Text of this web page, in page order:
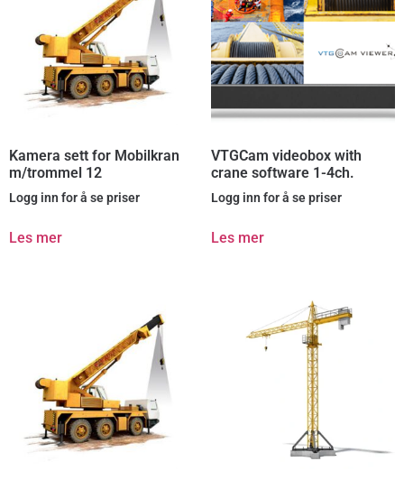
Kamera sett for Mobilkran
m/trommel 12
Logg inn for å se priser
Les mer
VTGCam videobox with
crane software 1-4ch.
Logg inn for å se priser
Les mer